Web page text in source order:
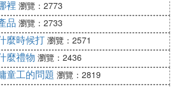
蘭，實現了對波羅地海出海口的
地，就必須有出海口，但是波羅
沒有一個是省油的燈。強大的日耳
著沙俄的一舉一動。英國和法國，
裡 瀏覽：2773
品 瀏覽：2733
麼時候打 瀏覽：2571
麼禮物 瀏覽：2436
童工的問題 瀏覽：2819